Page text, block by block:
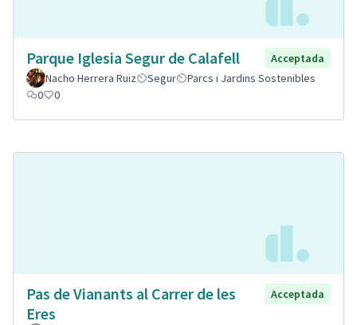
Parque Iglesia Segur de Calafell
Acceptada
Nacho Herrera Ruiz
Segur
Parcs i Jardins Sostenibles
0
0
Pas de Vianants al Carrer de les
Eres
Acceptada